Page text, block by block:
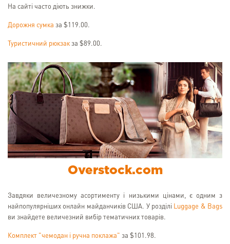
На сайті часто діють знижки.
Дорожня сумка за $119.00.
Туристичний рюкзак за $89.00.
Overstock.com
Завдяки величезному асортименту і низькими цінами, є одним з
найпопулярніших онлайн майданчиків США. У розділі Luggage & Bags
ви знайдете величезний вибір тематичних товарів.
Комплект "чемодан і ручна поклажа" за $101.98.